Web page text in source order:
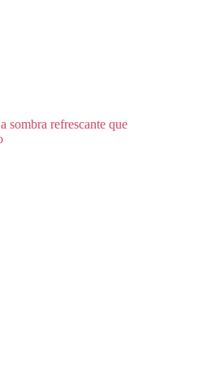
refrescante que